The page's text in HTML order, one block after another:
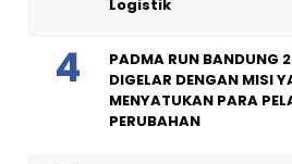
Logistik
PADMA RUN BANDUNG
DIGELAR DENGAN MISI
MENYATUKAN PARA
PERUBAHAN